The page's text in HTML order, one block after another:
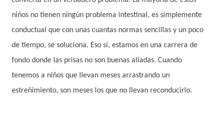
niños no tienen ningún problema intestinal, es simplemente
conductual que con unas cuantas normas sencillas y un poco
de tiempo, se soluciona. Eso sí, estamos en una carrera de
fondo donde las prisas no son buenas aliadas. Cuando
tenemos a niños que llevan meses arrastrando un
estreñimiento, son meses los que no llevan reconducirlo.